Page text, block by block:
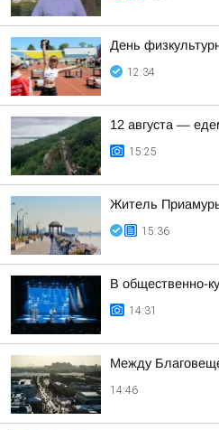
День
12:34
12 августа —
15:25
Житель
15:36
В общественно-
14:31
Между
14:46